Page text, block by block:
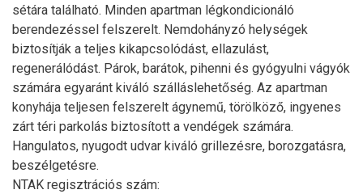
sétára található. Minden apartman légkondicionáló
berendezéssel felszerelt. Nemdohányzó helységek
biztosítják a teljes kikapcsolódást, ellazulást,
regenerálódást. Párok, barátok, pihenni és gyógyulni vágyók
számára egyaránt kiváló szálláslehetőség. Az apartman
konyhája teljesen felszerelt ágynemű, törölköző, ingyenes
zárt téri parkolás biztosított a vendégek számára.
Hangulatos, nyugodt udvar kiváló grillezésre, borozgatásra,
beszélgetésre.
NTAK regisztrációs szám: